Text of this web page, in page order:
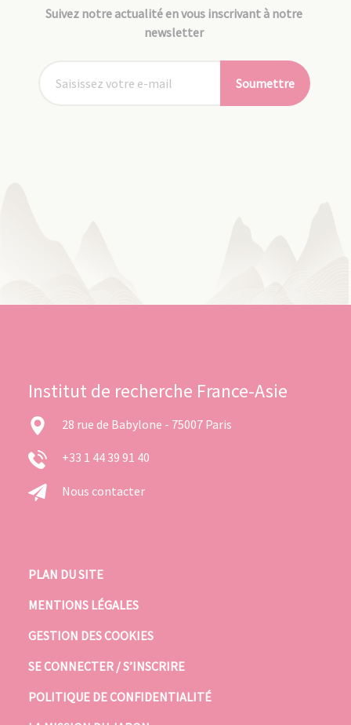
Suivez notre actualité en vous inscrivant à notre
newsletter
Soumettre
Institut de recherche France-Asie
28 rue de Babylone - 75007 Paris
+33 1 44 39 91 40
Nous contacter
PLAN DU SITE
MENTIONS LÉGALES
GESTION DES COOKIES
SE CONNECTER / S’INSCRIRE
POLITIQUE DE CONFIDENTIALITÉ